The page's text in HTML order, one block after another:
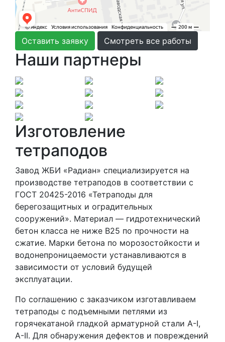
Оставить заявку Смотреть все работы
Наши партнеры
Изготовление
тетраподов
Завод ЖБИ «Радиан» специализируется на
производстве тетраподов в соответствии с
ГОСТ 20425-2016 «Тетраподы для
берегозащитных и оградительных
сооружений». Материал — гидротехнический
бетон класса не ниже В25 по прочности на
сжатие. Марки бетона по морозостойкости и
водонепроницаемости устанавливаются в
зависимости от условий будущей
эксплуатации.
По соглашению с заказчиком изготавливаем
тетраподы с подъемными петлями из
горячекатаной гладкой арматурной стали А-I,
А-II. Для обнаружения дефектов и повреждений